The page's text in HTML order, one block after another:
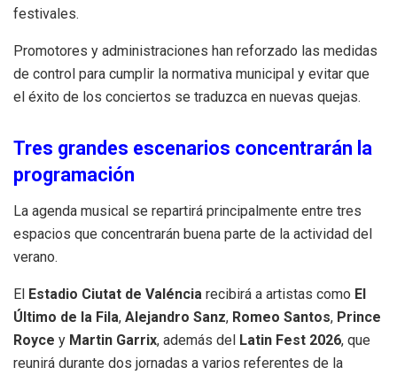
festivales.
Promotores y administraciones han reforzado las medidas
de control para cumplir la normativa municipal y evitar que
el éxito de los conciertos se traduzca en nuevas quejas.
Tres grandes escenarios concentrarán la
programación
La agenda musical se repartirá principalmente entre tres
espacios que concentrarán buena parte de la actividad del
verano.
El Estadio Ciutat de Valéncia recibirá a artistas como El
Último de la Fila, Alejandro Sanz, Romeo Santos, Prince
Royce y Martin Garrix, además del Latin Fest 2026, que
reunirá durante dos jornadas a varios referentes de la